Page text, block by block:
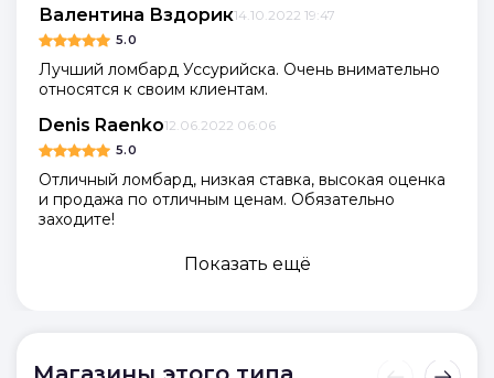
Валентина Вздорик14.10.2022 19:47
5.0
Лучший ломбард Уссурийска. Очень внимательно
относятся к своим клиентам.
Denis Raenko12.06.2022 06:06
5.0
Отличный ломбард, низкая ставка, высокая оценка
и продажа по отличным ценам. Обязательно
заходите!
Показать ещё